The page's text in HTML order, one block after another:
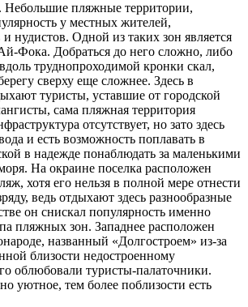
пляжные территории,
у местных жителей,
и нудистов. Одной из таких зон является
Фока. Добраться до него сложно, либо
труднопроходимой кронки скал,
сверху еще сложнее. Здесь в
туристы, уставшие от городской
сама пляжная территория
отсутствует, но зато здесь
и есть возможность поплавать в
в надежде понаблюдать за маленькими
На окраине поселка расположен
хотя его нельзя в полной мере отнести
ведь отдыхают здесь разнообразные
он снискал популярность именно
пляжных зон. Западнее расположен
названный «Долгостроем» из-за
близости недостроенному
облюбовали туристы-палаточники.
уютное, тем более поблизости есть